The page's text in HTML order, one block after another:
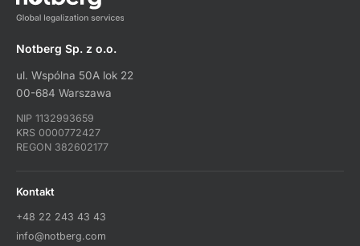
Notberg Sp. z o.o.
ul. Wspólna 50A lok 22
00-684 Warszawa
NIP 1132993659
KRS 0000772427
REGON 382602177
Kontakt
+48 22 243 43 43
info@notberg.com